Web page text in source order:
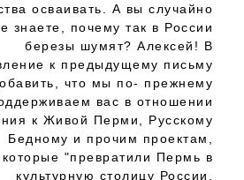
осваивать. А вы случайно
знаете, почему так в России
березы шумят? Алексей! В
к предыдущему письму
что мы по- прежнему
вас в отношении
к Живой Перми, Русскому
Бедному и прочим проектам,
которые "превратили Пермь в
культурную столицу России,